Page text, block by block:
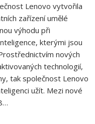
Lenovo vytvořila
zařízení umělé
výhodu při
kterými jsou
nových
technologií,
tak společnost Lenovo
užít. Mezi nové